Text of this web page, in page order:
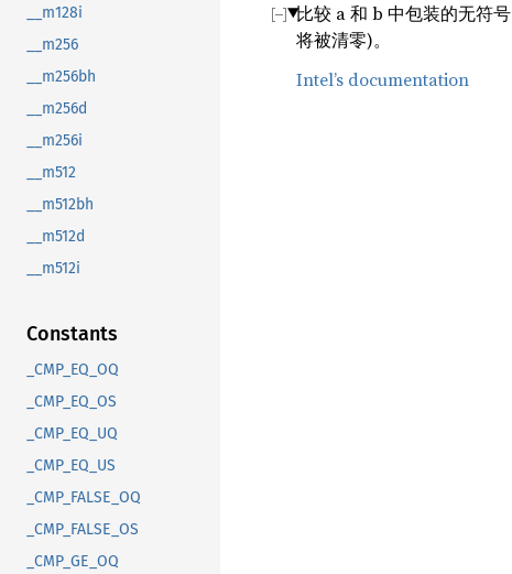
__m128i
__m256
__m256bh
__m256d
__m256i
__m512
__m512bh
__m512d
__m512i
Constants
_CMP_EQ_OQ
_CMP_EQ_OS
_CMP_EQ_UQ
_CMP_EQ_US
_CMP_FALSE_OQ
_CMP_FALSE_OS
_CMP_GE_OQ
比较 a 和 b 中包装的无符
将被清零)。
Intel’s documentation